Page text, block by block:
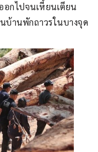
อกไปจนเหี้ยนเตียน
บ้านพักถาวรในบางจุด